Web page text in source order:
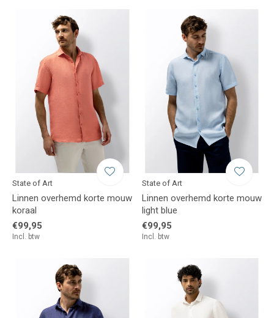
State of Art
Linnen overhemd korte mouw
koraal
€99,95
Incl. btw
State of Art
Linnen overhemd korte mouw
light blue
€99,95
Incl. btw